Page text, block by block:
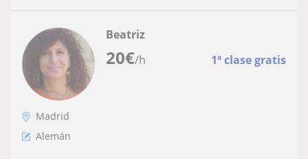
20€/h 1ª clase gratis
Beatriz
Madrid
Alemán